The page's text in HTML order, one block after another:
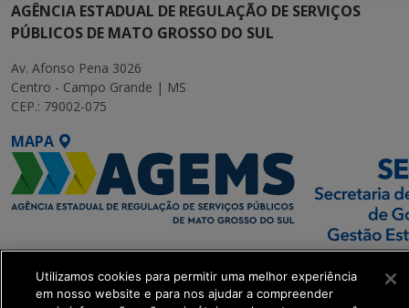
AGÊNCIA ESTADUAL DE REGULAÇÃO DE SERVIÇOS
PÚBLICOS DE MATO GROSSO DO SUL
Av. Afonso Pena 3026
Centro - Campo Grande | MS
CEP.: 79002-075
MAPA
SETDIG | Secretaria-
Executiva de
Utilizamos cookies para permitir uma melhor experiência
em nosso website e para nos ajudar a compreender